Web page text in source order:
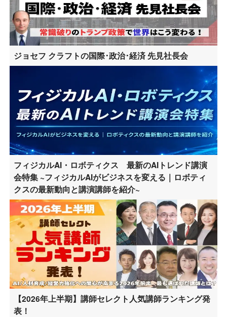
ジョセフ クラフトの国際･政治･経済 先見社長会
フィジカルAI・ロボティクス 最新のAIトレンド講演
会特集 ~フィジカルAIがビジネスを変える｜ロボティ
クスの最新動向と講演講師を紹介~
【2026年上半期】講師セレクト人気講師ランキング発
表！